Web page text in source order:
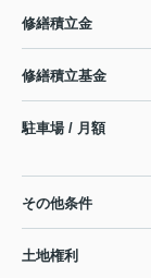
修繕積立金
修繕積立基金
駐車場 / 月額
その他条件
土地権利